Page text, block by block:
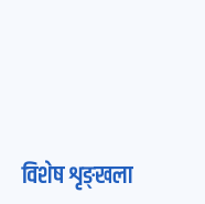
विशेष शृङ्खला